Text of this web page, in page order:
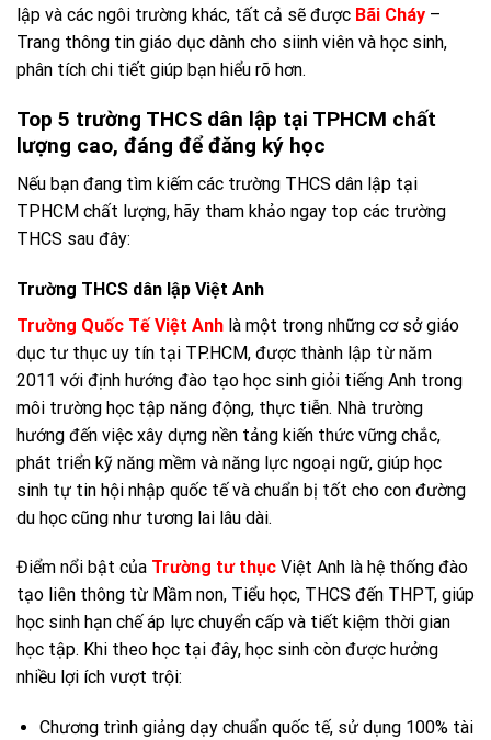
lập và các ngôi trường khác, tất cả sẽ được Bãi Cháy –
Trang thông tin giáo dục dành cho siinh viên và học sinh,
phân tích chi tiết giúp bạn hiểu rõ hơn.
Top 5 trường THCS dân lập tại TPHCM chất
lượng cao, đáng để đăng ký học
Nếu bạn đang tìm kiếm các trường THCS dân lập tại
TPHCM chất lượng, hãy tham khảo ngay top các trường
THCS sau đây:
Trường THCS dân lập Việt Anh
Trường Quốc Tế Việt Anh là một trong những cơ sở giáo
dục tư thục uy tín tại TP.HCM, được thành lập từ năm
2011 với định hướng đào tạo học sinh giỏi tiếng Anh trong
môi trường học tập năng động, thực tiễn. Nhà trường
hướng đến việc xây dựng nền tảng kiến thức vững chắc,
phát triển kỹ năng mềm và năng lực ngoại ngữ, giúp học
sinh tự tin hội nhập quốc tế và chuẩn bị tốt cho con đường
du học cũng như tương lai lâu dài.
Điểm nổi bật của Trường tư thục Việt Anh là hệ thống đào
tạo liên thông từ Mầm non, Tiểu học, THCS đến THPT, giúp
học sinh hạn chế áp lực chuyển cấp và tiết kiệm thời gian
học tập. Khi theo học tại đây, học sinh còn được hưởng
nhiều lợi ích vượt trội:
Chương trình giảng dạy chuẩn quốc tế, sử dụng 100% tài